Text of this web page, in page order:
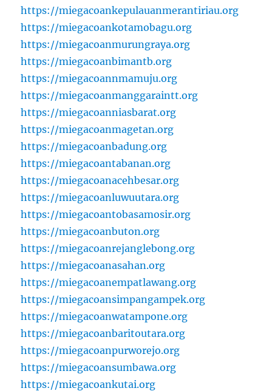
https://miegacoankepulauanmerantiriau.org
https://miegacoankotamobagu.org
https://miegacoanmurungraya.org
https://miegacoanbimantb.org
https://miegacoannmamuju.org
https://miegacoanmanggaraintt.org
https://miegacoanniasbarat.org
https://miegacoanmagetan.org
https://miegacoanbadung.org
https://miegacoantabanan.org
https://miegacoanacehbesar.org
https://miegacoanluwuutara.org
https://miegacoantobasamosir.org
https://miegacoanbuton.org
https://miegacoanrejanglebong.org
https://miegacoanasahan.org
https://miegacoanempatlawang.org
https://miegacoansimpangampek.org
https://miegacoanwatampone.org
https://miegacoanbaritoutara.org
https://miegacoanpurworejo.org
https://miegacoansumbawa.org
https://miegacoankutai.org